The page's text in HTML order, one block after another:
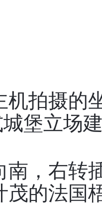
机拍摄的
堡立场
南，右转
茂的法国